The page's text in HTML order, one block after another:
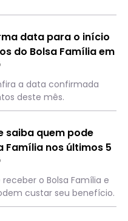
data para o início
do Bolsa Família em
a data confirmada
deste mês.
saiba quem pode
Família nos últimos 5
o Bolsa Família e
custar seu benefício.